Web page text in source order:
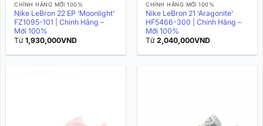
CHÍNH HÃNG MỚI 100%
Nike LeBron 22 EP ‘Moonlight’
FZ1095-101 | Chính Hãng –
Mới 100%
Từ1,930,000VND
CHÍNH HÃNG MỚI 100%
Nike LeBron 21 ‘Aragonite’
HF5466-300 | Chính Hãng –
Mới 100%
Từ2,040,000VND